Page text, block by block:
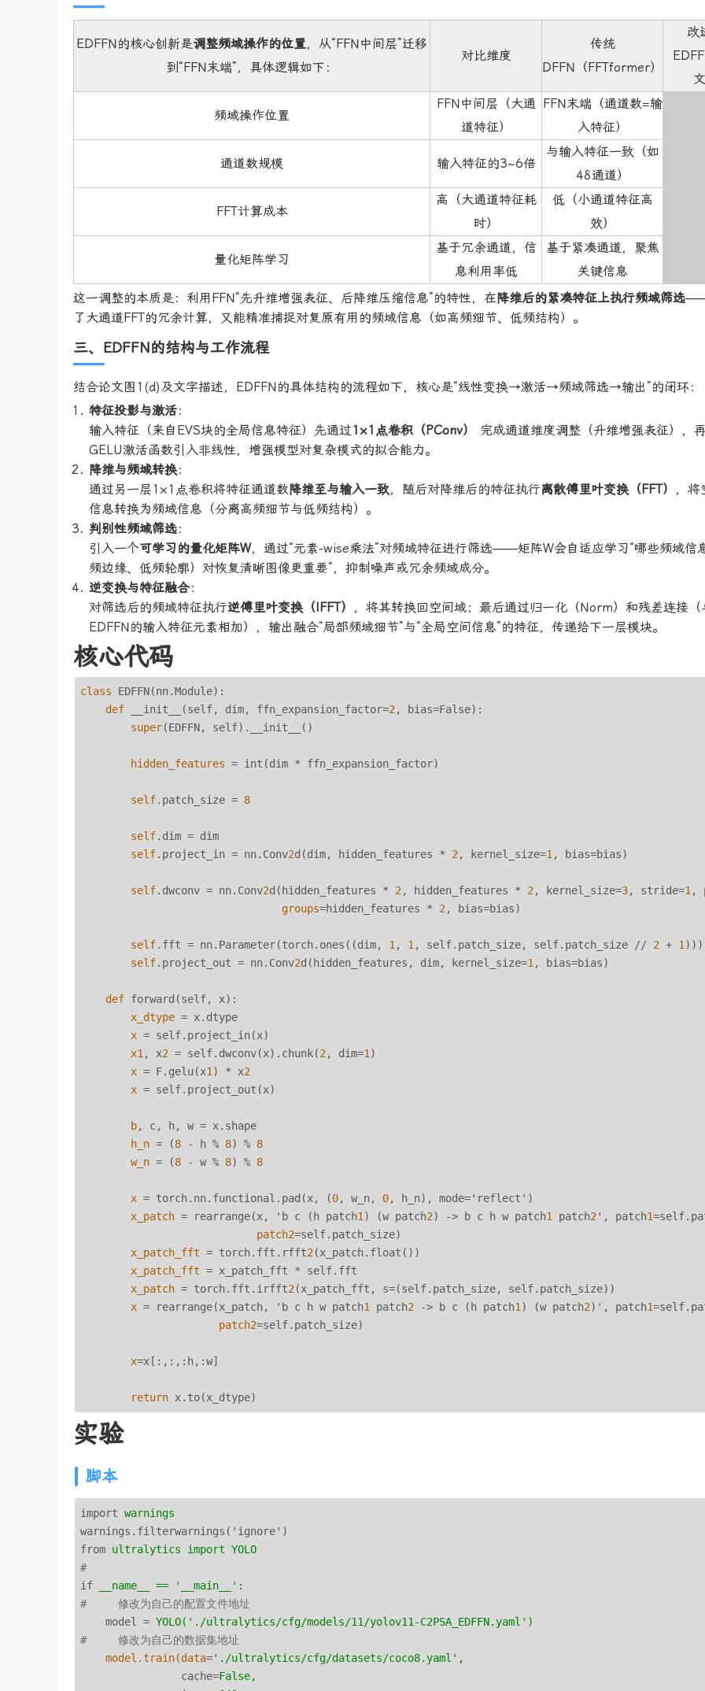
EDFFN的核心创新是调整频域操作的位置，从“FFN中间层”迁移
到“FFN末端”，具体逻辑如下：
对比维度
传统
DFFN（FFTformer）
改
文
频域操作位置
FFN中间层（大通
道特征）
FFN末端（通道数=输
入特征）
通道数规模 输入特征的3~6倍
与输入特征一致（如
48通道）
FFT计算成本
高（大通道特征耗
时）
低（小通道特征高
效）
量化矩阵学习
基于冗余通道，信
息利用率低
基于紧凑通道，聚焦
关键信息
这一调整的本质是：利用FFN“先升维增强表征、后降维压缩信息”的特性，在降维后的紧凑特征上执行频域筛选——
了大通道FFT的冗余计算，又能精准捕捉对复原有用的频域信息（如高频细节、低频结构）。
三、EDFFN的结构与工作流程
结合论文图1(d)及文字描述，EDFFN的具体结构的流程如下，核心是“线性变换→激活→频域筛选→输出”的闭环：
特征投影与激活：
输入特征（来自EVS块的全局信息特征）先通过1×1点卷积（PConv）
完成通道维度调整（升维增强表征），
GELU激活函数引入非线性，增强模型对复杂模式的拟合能力。
降维与频域转换：
通过另一层1×1点卷积将特征通道数降维至与输入一致，随后对降维后的特征执行离散傅里叶变换（FFT）
，将
信息转换为频域信息（分离高频细节与低频结构）。
判别性频域筛选：
引入一个可学习的量化矩阵W，通过“元素-wise乘法”对频域特征进行筛选——矩阵W会自适应学习“哪些频域信
频边缘、低频轮廓）对恢复清晰图像更重要”，抑制噪声或冗余频域成分。
逆变换与特征融合：
对筛选后的频域特征执行逆傅里叶变换（IFFT）
，将其转换回空间域；最后通过归一化（Norm）和残差连接（
EDFFN的输入特征元素相加），输出融合“局部频域细节”与“全局空间信息”的特征，传递给下一层模块。
核心代码
class EDFFN(nn.Module):
def __init__(self, dim, ffn_expansion_factor=2 , bias=False):
super(EDFFN, self).__init__()
hidden_features = int(dim * ffn_expansion_factor)
self.patch_size = 8
self.dim = dim
self.project_in = nn.Conv2d(dim, hidden_features * 2 , kernel_size=1 , bias=bias)
self.dwconv = nn.Conv2d(hidden_features * 2 , hidden_features * 2 , kernel_size=3, stride=1 ,
groups=hidden_features * 2 , bias=bias)
self.fft = nn.Parameter(torch.ones((dim, 1 , 1 , self.patch_size, self.patch_size // 2 + 1 )))
self.project_out = nn.Conv2d(hidden_features, dim, kernel_size=1 , bias=bias)
def forward(self, x):
x_dtype = x.dtype
x = self.project_in(x)
x1 , x2 = self.dwconv(x).chunk(2 , dim=1 )
x = F.gelu(x1 ) * x2
x = self.project_out(x)
b, c, h, w = x.shape
h_n = (8 - h % 8) % 8
w_n = (8 - w % 8) % 8
x = torch.nn.functional.pad(x, (0, w_n, 0, h_n), mode='reflect')
x_patch = rearrange(x, 'b c (h patch1 ) (w patch2) -> b c h w patch1 patch2 ', patch1
patch2=self.patch_size)
x_patch_fft = torch.fft.rfft2 (x_patch.float())
x_patch_fft = x_patch_fft * self.fft
x_patch = torch.fft.irfft2 (x_patch_fft, s=(self.patch_size, self.patch_size))
x = rearrange(x_patch, 'b c h w patch1 patch2 -> b c (h patch1 ) (w patch2)', patch1
patch2=self.patch_size)
x=x[:,:,:h,:w]
return
实验
脚本
import warnings
warnings.filterwarnings('ignore')
from ultralytics import YOLO
#
if
__name__ == '__main__':
#     修改为自己的配置文件地址
model
= YOLO('./ultralytics/cfg/models/11/yolov11-C2PSA_EDFFN.yaml')
#     修改为自己的数据集地址
model.train(data='./ultralytics/cfg/datasets/coco8.yaml',
cache=False,